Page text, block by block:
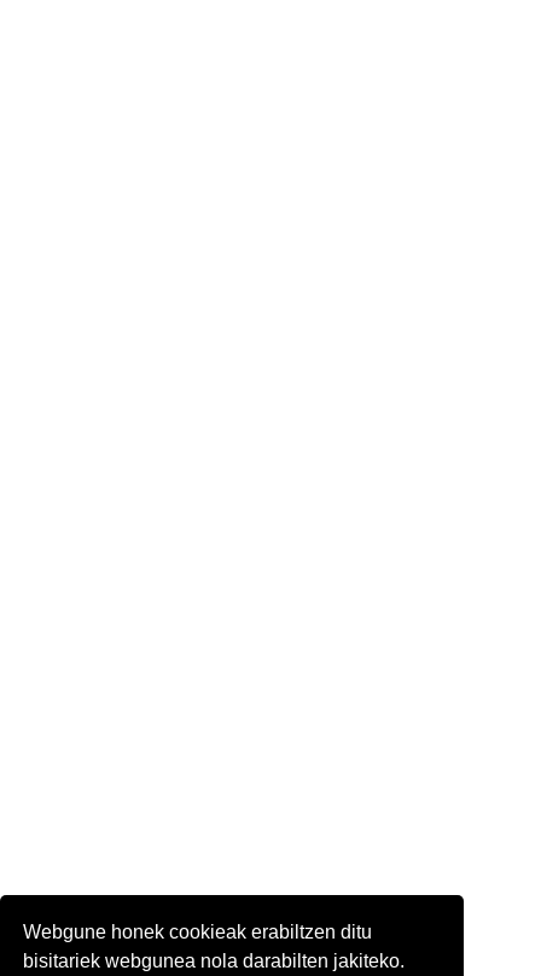
Webgune honek cookieak erabiltzen ditu
bisitariek webgunea nola darabilten jakiteko.